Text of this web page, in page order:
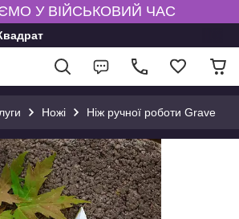
У ВІЙСЬКОВИЙ ЧАС
Ножі Ніж ручної роботи Grave